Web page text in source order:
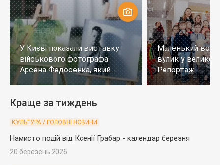
У Києві показали виставку
військового фотографа
Арсена Федосенка, який
загинув на війні
Маленький
вулик у
Репортаж
Краще за тиждень
КУЛЬТУРА / ГОЛОВНІ НОВИНИ
Намисто подій від Ксенії Грабар - календар березня
20 березень 2026